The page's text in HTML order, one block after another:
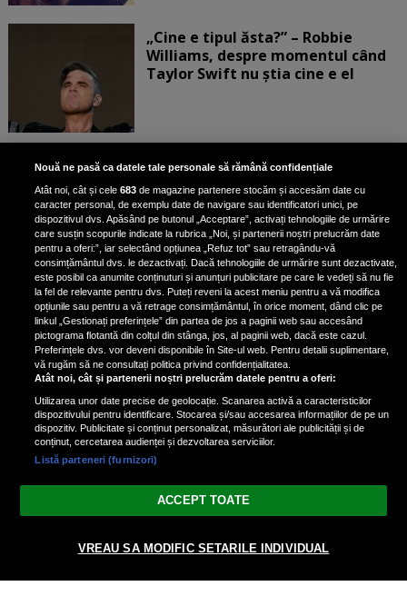
„Cine e tipul ăsta?” – Robbie
Williams, despre momentul când
Taylor Swift nu știa cine e el
Bruce Dickinson, solistul trupei
Iron Maiden, şi-a arătat talentul
de scrimer la un concurs în Franţa
Nicki Minaj, acuzată de agresiune
de fostul manager: Detalii șocante
din proces
Nicki Minaj le-a lăudat pe...
Vezi varianta Desktop
© 2026 radiodcnews.ro | Toate drepturile rezervate.
Nouă ne pasă ca datele tale personale să rămână confidențiale
Atât noi, cât și cele683 de magazine partenere stocăm și accesăm date cu
caracter personal, de exemplu date de navigare sau identificatori unici, pe
dispozitivul dvs. Apăsând pe butonul „Acceptare”, activați tehnologiile de urmărire
care susțin scopurile indicate la rubrica „Noi, și partenerii noștri prelucrăm date
pentru a oferi:”, iar selectând opțiunea „Refuz tot” sau retragându-vă
consimțământul dvs. le dezactivați. Dacă tehnologiile de urmărire sunt dezactivate,
este posibil ca anumite conținuturi și anunțuri publicitare pe care le vedeți să nu fie
la fel de relevante pentru dvs. Puteți reveni la acest meniu pentru a vă modifica
opțiunile sau pentru a vă retrage consimțământul, în orice moment, dând clic pe
linkul „Gestionați preferințele” din partea de jos a paginii web sau accesând
pictograma flotantă din colțul din stânga, jos, al paginii web, dacă este cazul.
Preferințele dvs. vor deveni disponibile în Site-ul web. Pentru detalii suplimentare,
vă rugăm să ne consultați politica privind confidențialitatea.
Atât noi, cât și partenerii noștri prelucrăm datele pentru a oferi:
Utilizarea unor date precise de geolocație. Scanarea activă a caracteristicilor
dispozitivului pentru identificare. Stocarea și/sau accesarea informațiilor de pe un
dispozitiv. Publicitate și conținut personalizat, măsurători ale publicității și de
conținut, cercetarea audienței și dezvoltarea serviciilor.
Listă parteneri (furnizori)
ACCEPT TOATE
VREAU SA MODIFIC SETARILE INDIVIDUAL